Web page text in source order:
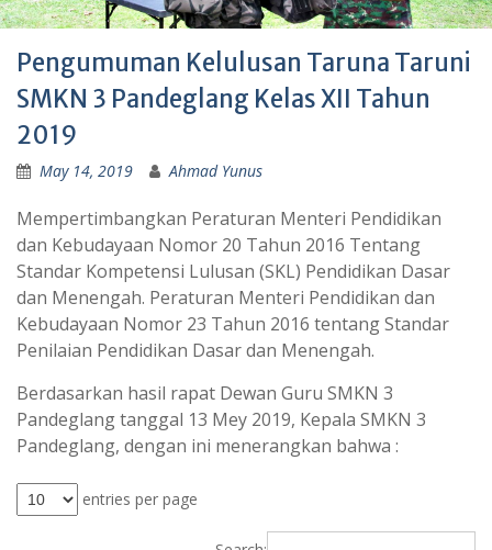
Pengumuman Kelulusan Taruna Taruni
SMKN 3 Pandeglang Kelas XII Tahun
2019
May 14, 2019 Ahmad Yunus
Mempertimbangkan Peraturan Menteri Pendidikan
dan Kebudayaan Nomor 20 Tahun 2016 Tentang
Standar Kompetensi Lulusan (SKL) Pendidikan Dasar
dan Menengah. Peraturan Menteri Pendidikan dan
Kebudayaan Nomor 23 Tahun 2016 tentang Standar
Penilaian Pendidikan Dasar dan Menengah.
Berdasarkan hasil rapat Dewan Guru SMKN 3
Pandeglang tanggal 13 Mey 2019, Kepala SMKN 3
Pandeglang, dengan ini menerangkan bahwa :
entries per page